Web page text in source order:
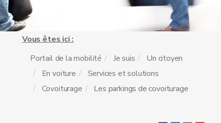
Vous êtes ici :
Portail de la mobilité
Je suis
Un citoyen
En voiture
Services et solutions
Covoiturage
Les parkings de covoiturage